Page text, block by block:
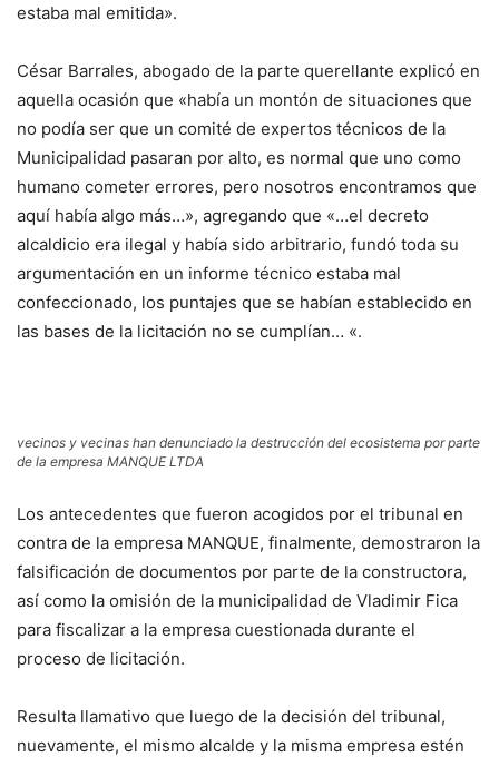
estaba mal emitida».
César Barrales, abogado de la parte querellante explicó en
aquella ocasión que «había un montón de situaciones que
no podía ser que un comité de expertos técnicos de la
Municipalidad pasaran por alto, es normal que uno como
humano cometer errores, pero nosotros encontramos que
aquí había algo más…», agregando que «…el decreto
alcaldicio era ilegal y había sido arbitrario, fundó toda su
argumentación en un informe técnico estaba mal
confeccionado, los puntajes que se habían establecido en
las bases de la licitación no se cumplían… «.
vecinos y vecinas han denunciado la destrucción del ecosistema por parte
de la empresa MANQUE LTDA
Los antecedentes que fueron acogidos por el tribunal en
contra de la empresa MANQUE, finalmente, demostraron la
falsificación de documentos por parte de la constructora,
así como la omisión de la municipalidad de Vladimir Fica
para fiscalizar a la empresa cuestionada durante el
proceso de licitación.
Resulta llamativo que luego de la decisión del tribunal,
nuevamente, el mismo alcalde y la misma empresa estén